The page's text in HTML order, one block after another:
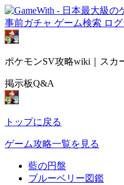
事前ガチャ ゲーム検索 ロ
ポケモンSV攻略wiki｜スカ
掲示板Q&A
トップに戻る
ゲーム攻略一覧を見る
藍の円盤
ブルーベリー図鑑